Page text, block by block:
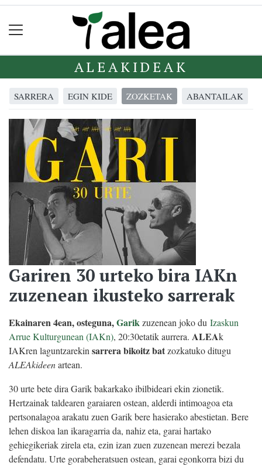
ALEAKIDEAK
SARRERA EGIN KIDE ZOZKETAK ABANTAILAK
Gariren 30 urteko bira IAKn
zuzenean ikusteko sarrerak
Ekainaren 4ean, osteguna,Garikzuzenean joko du Izaskun
Arrue Kulturgunean (IAKn), 20:30etatik aurrera. ALEAk
IAKren laguntzarekin sarrera bikoitz batzozkatuko ditugu
ALEAkideenartean.
30 urte bete dira Garik bakarkako ibilbideari ekin zionetik.
Hertzainak taldearen garaiaren ostean, alderdi intimoagoa eta
pertsonalagoa arakatu zuen Garik bere hasierako abestietan. Bere
lehen diskoa lan ikaragarria da, nahiz eta, garai hartako
gehiegikeriak zirela eta, ezin izan zuen zuzenean merezi bezala
defendatu. Urte gorabeheratsuen ostean, garai egonkorra bizi du